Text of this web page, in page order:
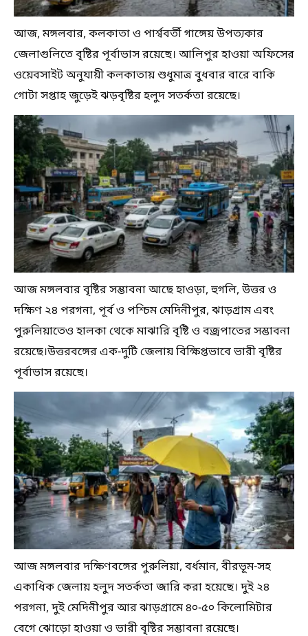
আজ, মঙ্গলবার, কলকাতা ও পার্শ্ববর্তী গাঙ্গেয় উপত্যকার
জেলাগুলিতে বৃষ্টির পূর্বাভাস রয়েছে। আলিপুর হাওয়া অফিসের
ওয়েবসাইট অনুযায়ী কলকাতায় শুধুমাত্র বুধবার বারে বাকি
গোটা সপ্তাহ জুড়েই ঝড়বৃষ্টির হলুদ সতর্কতা রয়েছে।
আজ মঙ্গলবার বৃষ্টির সম্ভাবনা আছে হাওড়া, হুগলি, উত্তর ও
দক্ষিণ ২৪ পরগনা, পূর্ব ও পশ্চিম মেদিনীপুর, ঝাড়গ্রাম এবং
পুরুলিয়াতেও হালকা থেকে মাঝারি বৃষ্টি ও বজ্রপাতের সম্ভাবনা
রয়েছে।উত্তরবঙ্গের এক-দুটি জেলায় বিক্ষিপ্তভাবে ভারী বৃষ্টির
পূর্বাভাস রয়েছে।
আজ মঙ্গলবার দক্ষিণবঙ্গের পুরুলিয়া, বর্ধমান, বীরভূম-সহ
একাধিক জেলায় হলুদ সতর্কতা জারি করা হয়েছে। দুই ২৪
পরগনা, দুই মেদিনীপুর আর ঝাড়গ্রামে ৪০-৫০ কিলোমিটার
বেগে ঝোড়ো হাওয়া ও ভারী বৃষ্টির সম্ভাবনা রয়েছে।